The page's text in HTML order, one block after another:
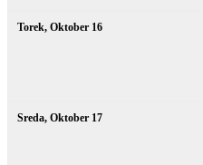
Torek, Oktober 16
Sreda, Oktober 17